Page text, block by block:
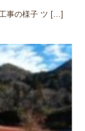
事の様子 ツ […]